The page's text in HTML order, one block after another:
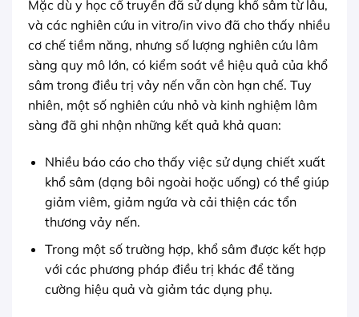
Mặc dù y học cổ truyền đã sử dụng khổ sâm từ lâu,
và các nghiên cứu in vitro/in vivo đã cho thấy nhiều
cơ chế tiềm năng, nhưng số lượng nghiên cứu lâm
sàng quy mô lớn, có kiểm soát về hiệu quả của khổ
sâm trong điều trị vảy nến vẫn còn hạn chế. Tuy
nhiên, một số nghiên cứu nhỏ và kinh nghiệm lâm
sàng đã ghi nhận những kết quả khả quan:
Nhiều báo cáo cho thấy việc sử dụng chiết xuất
khổ sâm (dạng bôi ngoài hoặc uống) có thể giúp
giảm viêm, giảm ngứa và cải thiện các tổn
thương vảy nến.
Trong một số trường hợp, khổ sâm được kết hợp
với các phương pháp điều trị khác để tăng
cường hiệu quả và giảm tác dụng phụ.